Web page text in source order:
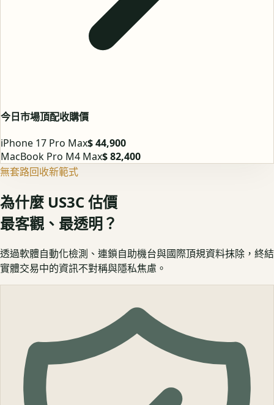
今日市場頂配收購價
iPhone 17 Pro Max$ 44,900
MacBook Pro M4 Max$ 82,400
無套路回收新範式
為什麼 US3C 估價
最客觀、最透明？
透過軟體自動化檢測、連鎖自助機台與國際頂規資料抹除，終結
實體交易中的資訊不對稱與隱私焦慮。